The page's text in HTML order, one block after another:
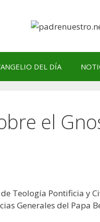
DEL DÍA
el
Teología Pontificia y
Generales del Papa